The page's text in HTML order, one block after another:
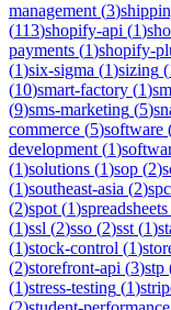
management (3)
(113)shopify-api (1)
payments (1)shopify-
(1)six-sigma (1)sizing (
(10)smart-factory (1)
(9)sms-marketing (5)
commerce (5)software
development (1)
(1)solutions (1)sop (2)
(1)southeast-asia (2)spc
(2)spot (1)spreadsheets
(1)ssl (2)sso (2)sst (1)
(1)stock-control (1)
(2)storefront-api (3)stp
(1)stress-testing (1)